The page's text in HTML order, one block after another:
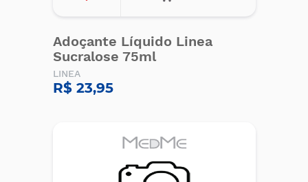
Adoçante Líquido Linea
Sucralose 75ml
LINEA
R$ 23,95